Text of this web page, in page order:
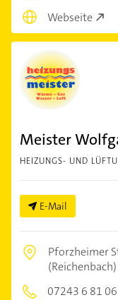
Webseite
Meister
HEIZUNGS- UND
E-Mail
Pforzheimer
(Reichenbach)
07243 6 81 06